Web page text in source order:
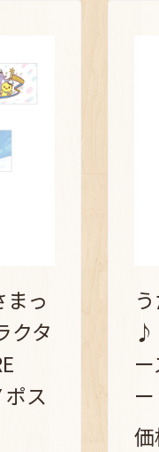
っ
クタ
ポス
♪